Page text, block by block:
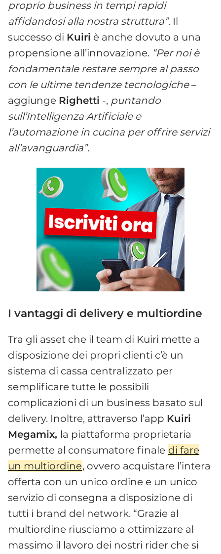
proprio business in tempi rapidi
affidandosi alla nostra struttura”. Il
successo di Kuiri è anche dovuto a una
propensione all’innovazione. “Per noi è
fondamentale restare sempre al passo
con le ultime tendenze tecnologiche–
aggiunge Righetti -, puntando
sull’Intelligenza Artificiale e
l’automazione in cucina per offrire servizi
all’avanguardia”.
I vantaggi di delivery e multiordine
Tra gli asset che il team di Kuiri mette a
disposizione dei propri clienti c’è un
sistema di cassa centralizzato per
semplificare tutte le possibili
complicazioni di un business basato sul
delivery. Inoltre, attraverso l’app Kuiri
Megamix, la piattaforma proprietaria
permette al consumatore finale di fare
un multiordine, ovvero acquistare l’intera
offerta con un unico ordine e un unico
servizio di consegna a disposizione di
tutti i brand del network. “Grazie al
multiordine riusciamo a ottimizzare al
massimo il lavoro dei nostri rider che si